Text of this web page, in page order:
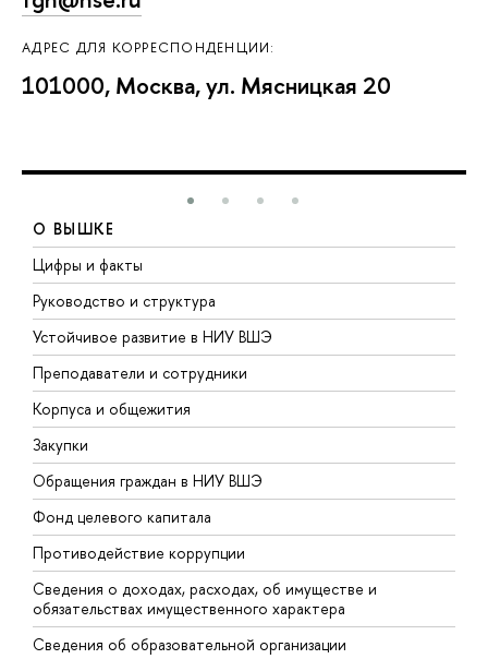
АДРЕС ДЛЯ КОРРЕСПОНДЕНЦИИ:
101000, Москва, ул. Мясницкая 20
О ВЫШКЕ
Цифры и факты
Руководство и структура
Устойчивое развитие в НИУ ВШЭ
Преподаватели и сотрудники
Корпуса и общежития
Закупки
Обращения граждан в НИУ ВШЭ
Фонд целевого капитала
Противодействие коррупции
Сведения о доходах, расходах, об имуществе и
обязательствах имущественного характера
Сведения об образовательной организации